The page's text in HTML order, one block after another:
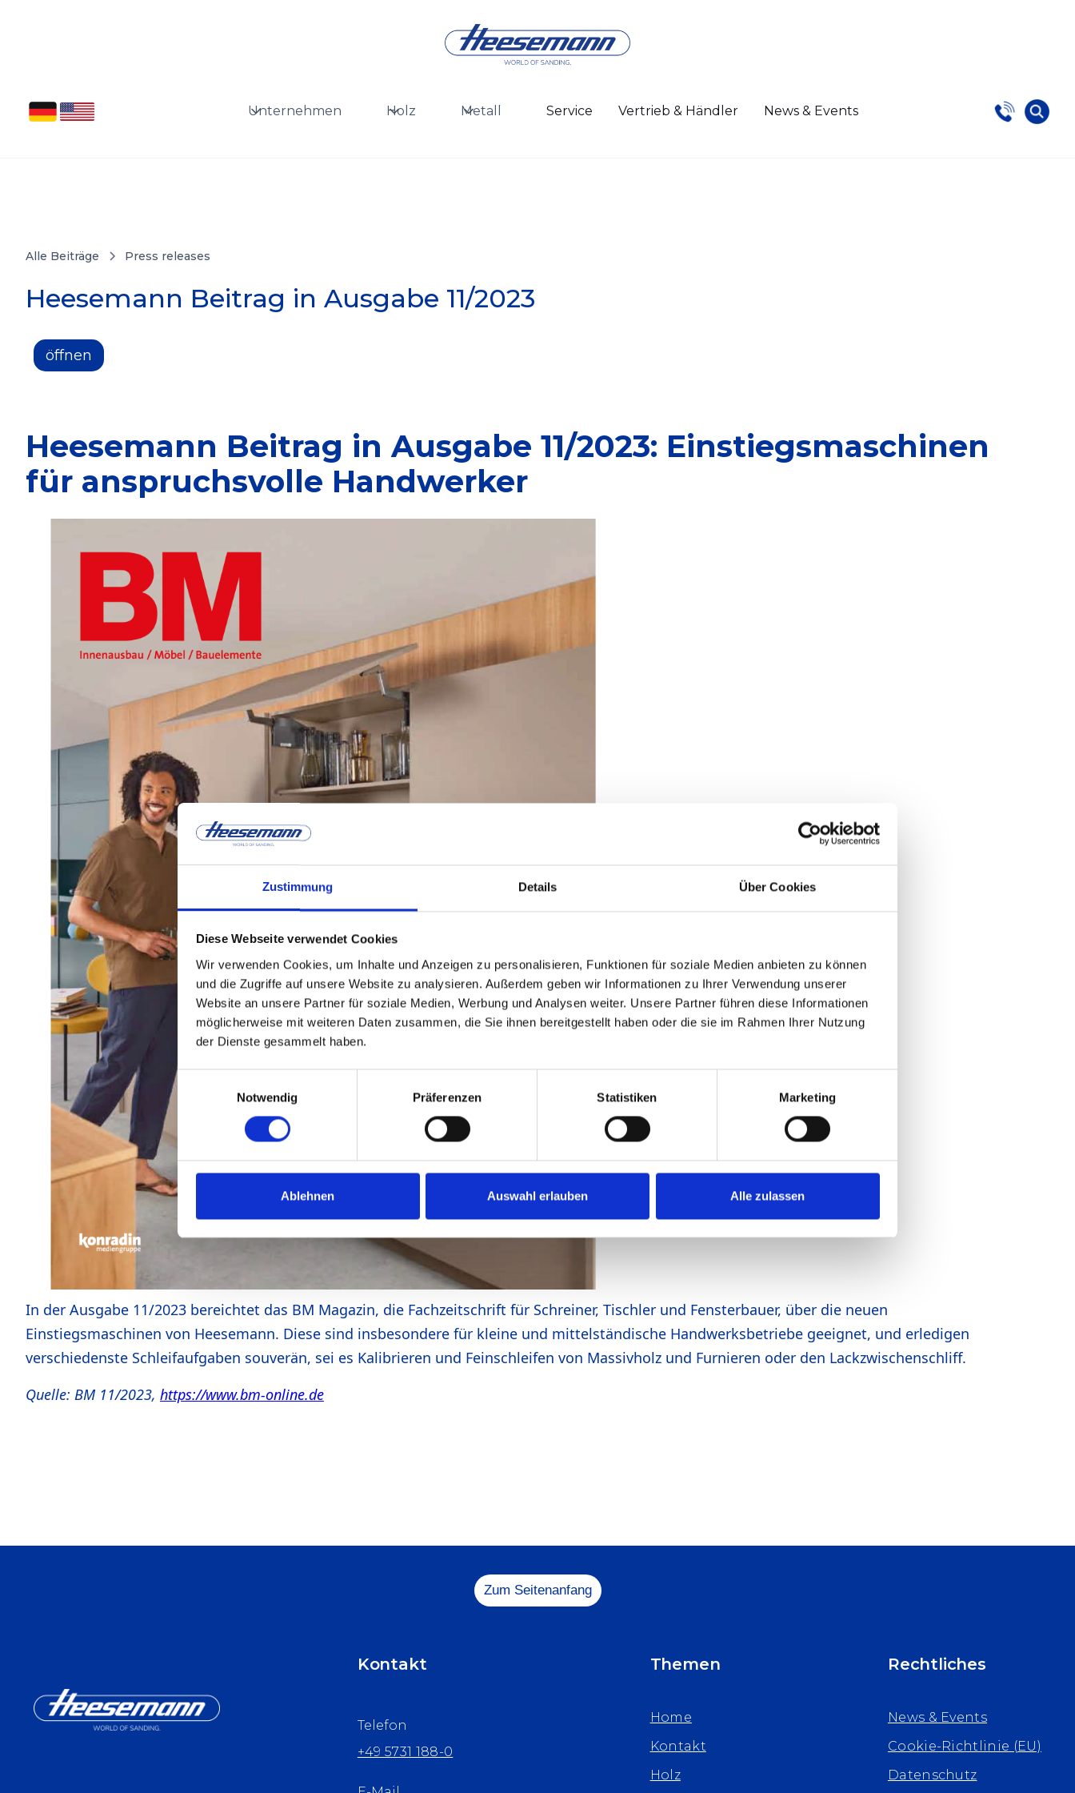
Zustimmung Details Über Cookies
Diese Webseite verwendet Cookies
Wir verwenden Cookies, um Inhalte und Anzeigen zu personalisieren, Funktionen für soziale Medien anbieten zu können
und die Zugriffe auf unsere Website zu analysieren. Außerdem geben wir Informationen zu Ihrer Verwendung unserer
Website an unsere Partner für soziale Medien, Werbung und Analysen weiter. Unsere Partner führen diese Informationen
möglicherweise mit weiteren Daten zusammen, die Sie ihnen bereitgestellt haben oder die sie im Rahmen Ihrer Nutzung
der Dienste gesammelt haben.
Notwendig
Präferenzen Statistiken Marketing
Ablehnen Auswahl erlauben Alle zulassen
Unternehmen Holz Metall Service Vertrieb & Händler News & Events
Alle Beiträge Press releases
Heesemann Beitrag in Ausgabe 11/2023
öffnen
Heesemann Beitrag in Ausgabe 11/2023: Einstiegsmaschinen
für anspruchsvolle Handwerker
In der Ausgabe 11/2023 bereichtet das BM Magazin, die Fachzeitschrift für Schreiner, Tischler und Fensterbauer, über die neuen
Einstiegsmaschinen von Heesemann. Diese sind insbesondere für kleine und mittelständische Handwerksbetriebe geeignet, und erledigen
verschiedenste Schleifaufgaben souverän, sei es Kalibrieren und Feinschleifen von Massivholz und Furnieren oder den Lackzwischenschliff.
Quelle: BM 11/2023, https://www.bm-online.de
Zum Seitenanfang
Kontakt
Telefon
+49 5731 188-0
Themen
Home
Kontakt
Holz
Rechtliches
News & Events
Cookie-Richtlinie (EU)
Datenschutz